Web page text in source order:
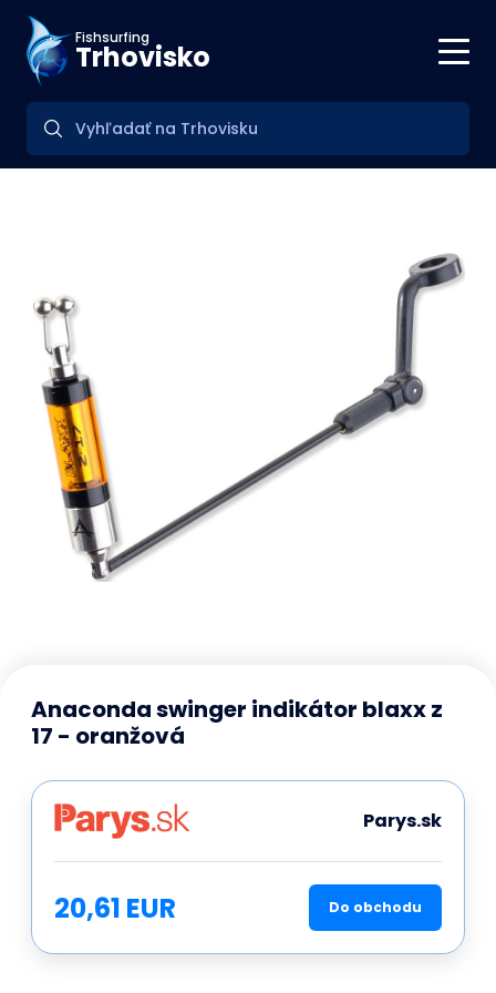
Fishsurfing
Trhovisko
Anaconda swinger indikátor blaxx z
17 - oranžová
Parys.sk
20,61 EUR Do obchodu